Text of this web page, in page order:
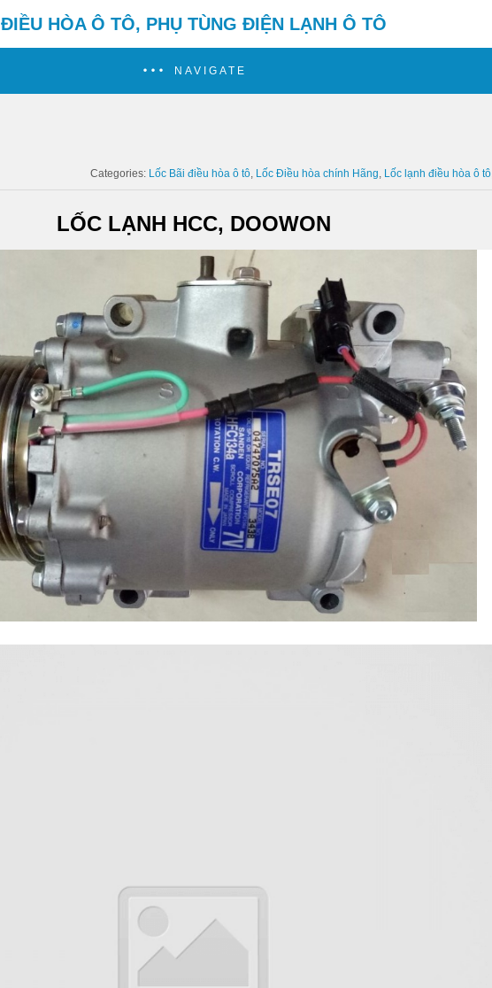
ĐIỀU HÒA Ô TÔ, PHỤ TÙNG ĐIỆN LẠNH Ô TÔ
NAVIGATE
Categories: Lốc Bãi điều hòa ô tô Lốc Điều hòa chính Hãng Lốc lạnh điều hòa ô tô
LỐC LẠNH HCC, DOOWON